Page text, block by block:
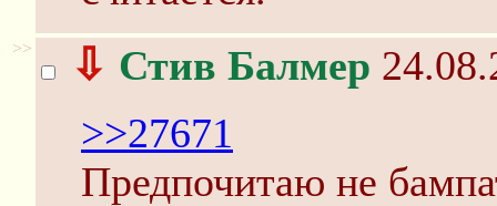
>> ⇩ Стив Балмер
>>27671
Предпочитаю не